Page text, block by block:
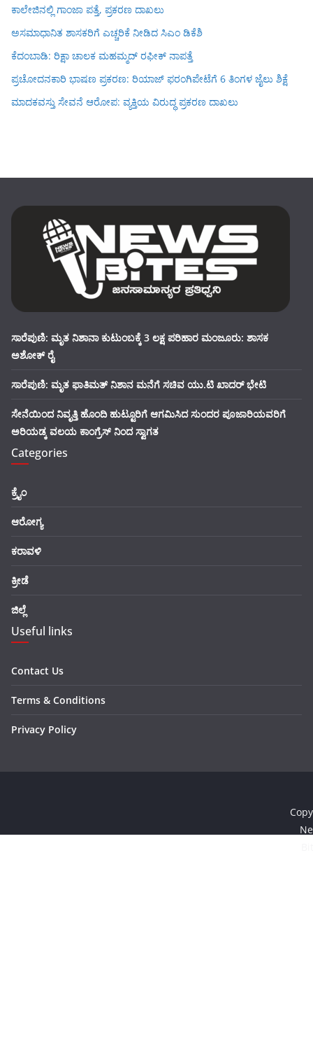
ಕಾಲೇಜಿನಲ್ಲಿ ಗಾಂಜಾ ಪತ್ತೆ, ಪ್ರಕರಣ ದಾಖಲು
ಅಸಮಾಧಾನಿತ ಶಾಸಕರಿಗೆ ಎಚ್ಚರಿಕೆ ನೀಡಿದ ಸಿಎಂ ಡಿಕೆಶಿ
ಕೆದಂಬಾಡಿ: ರಿಕ್ಷಾ ಚಾಲಕ ಮಹಮ್ಮದ್ ರಫೀಕ್ ನಾಪತ್ತೆ
ಪ್ರಚೋದನಕಾರಿ ಭಾಷಣ ಪ್ರಕರಣ: ರಿಯಾಜ್ ಫರಂಗಿಪೇಟೆಗೆ 6 ತಿಂಗಳ ಜೈಲು ಶಿಕ್ಷೆ
ಮಾದಕವಸ್ತು ಸೇವನೆ ಆರೋಪ: ವ್ಯಕ್ತಿಯ ವಿರುದ್ಧ ಪ್ರಕರಣ ದಾಖಲು
ಸಾರೆಪುಣಿ: ಮೃತ ನಿಶಾನಾ ಕುಟುಂಬಕ್ಕೆ 3 ಲಕ್ಷ ಪರಿಹಾರ ಮಂಜೂರು: ಶಾಸಕ
ಅಶೋಕ್ ರೈ
ಸಾರೆಪುಣಿ: ಮೃತ ಫಾತಿಮತ್ ನಿಶಾನ ಮನೆಗೆ ಸಚಿವ ಯು.ಟಿ ಖಾದರ್ ಭೇಟಿ
ಸೇನೆಯಿಂದ ನಿವೃತ್ತಿ ಹೊಂದಿ ಹುಟ್ಟೂರಿಗೆ ಆಗಮಿಸಿದ ಸುಂದರ ಪೂಜಾರಿಯವರಿಗೆ
ಅರಿಯಡ್ಕ ವಲಯ ಕಾಂಗ್ರೆಸ್ ನಿಂದ ಸ್ವಾಗತ
Categories
ಕ್ರೈಂ
ಆರೋಗ್ಯ
ಕರಾವಳಿ
ಕ್ರೀಡೆ
ಜಿಲ್ಲೆ
Useful links
Contact Us
Terms & Conditions
Privacy Policy